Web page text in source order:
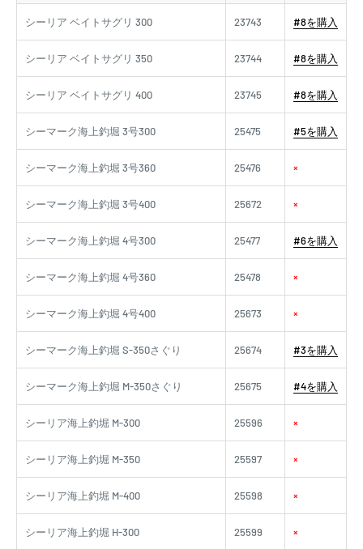
シーリア ベイトサグリ 300 23743 #8を購入
シーリア ベイトサグリ 350 23744 #8を購入
シーリア ベイトサグリ 400 23745 #8を購入
シーマーク海上釣堀 3号300 25475 #5を購入
シーマーク海上釣堀 3号360 25476 ×
シーマーク海上釣堀 3号400 25672 ×
シーマーク海上釣堀 4号300 25477 #6を購入
シーマーク海上釣堀 4号360 25478 ×
シーマーク海上釣堀 4号400 25673 ×
シーマーク海上釣堀 S-350さぐり 25674 #3を購入
シーマーク海上釣堀 M-350さぐり 25675 #4を購入
シーリア海上釣堀 M-300 25596 ×
シーリア海上釣堀 M-350 25597 ×
シーリア海上釣堀 M-400 25598 ×
シーリア海上釣堀 H-300 25599 ×